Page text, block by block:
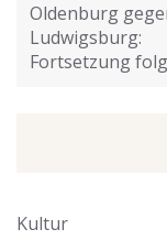
Oldenburg
Ludwigsburg:
Fortsetzung
Kultur